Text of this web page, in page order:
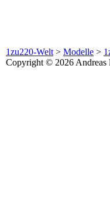
1zu220-Welt > Modelle >
Copyright © 2026 Andreas